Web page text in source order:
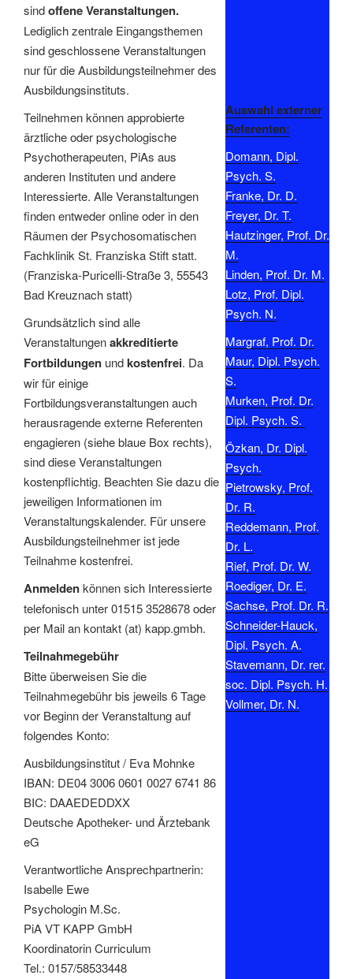
sindoffene Veranstaltungen.
Lediglich zentrale Eingangsthemen
sind geschlossene Veranstaltungen
nur für die Ausbildungsteilnehmer des
Ausbildungsinstituts.
Teilnehmen können approbierte
ärztliche oder psychologische
Psychotherapeuten, PiAs aus
anderen Instituten und andere
Interessierte. Alle Veranstaltungen
finden entweder online oder in den
Räumen der Psychosomatischen
Fachklinik St. Franziska Stift statt.
(Franziska-Puricelli-Straße 3, 55543
Bad Kreuznach statt)
Grundsätzlich sind alle
Veranstaltungenakkreditierte
Fortbildungen undkostenfrei. Da
wir für einige
Fortbildungsveranstaltungen auch
herausragende externe Referenten
engagieren (siehe blaue Box rechts),
sind diese Veranstaltungen
kostenpflichtig. Beachten Sie dazu die
jeweiligen Informationen im
Veranstaltungskalender. Für unsere
Ausbildungsteilnehmer ist jede
Teilnahme kostenfrei.
Anmeldenkönnen sich Interessierte
telefonisch unter 01515 3528678 oder
per Mail an kontakt (at) kapp.gmbh.
Teilnahmegebühr
Bitte überweisen Sie die
Teilnahmegebühr bis jeweils 6 Tage
vor Beginn der Veranstaltung auf
folgendes Konto:
Ausbildungsinstitut / Eva Mohnke
IBAN: DE04 3006 0601 0027 6741 86
BIC: DAAEDEDDXX
Deutsche Apotheker- und Ärztebank
eG
Verantwortliche Ansprechpartnerin:
Isabelle Ewe
Psychologin M.Sc.
PiA VT KAPP GmbH
Koordinatorin Curriculum
Tel.: 0157/58533448
Auswahl externer
Referenten:
Domann, Dipl.
Psych. S.
Franke, Dr. D.
Freyer, Dr. T.
Hautzinger, Prof. Dr.
M.
Linden, Prof. Dr. M.
Lotz, Prof. Dipl.
Psych. N.
Margraf, Prof. Dr.
Maur, Dipl. Psych.
S.
Murken, Prof. Dr.
Dipl. Psych. S.
Özkan, Dr. Dipl.
Psych.
Pietrowsky, Prof.
Dr. R.
Reddemann, Prof.
Dr. L.
Rief, Prof. Dr. W.
Roediger, Dr. E.
Sachse, Prof. Dr. R.
Schneider-Hauck,
Dipl. Psych. A.
Stavemann, Dr. rer.
soc. Dipl. Psych. H.
Vollmer, Dr. N.